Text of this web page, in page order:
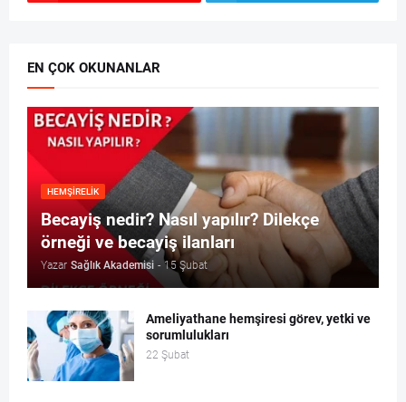
EN ÇOK OKUNANLAR
HEMŞIRELIK
Becayiş nedir? Nasıl yapılır? Dilekçe
örneği ve becayiş ilanları
Yazar Sağlık Akademisi - 15 Şubat
Ameliyathane hemşiresi görev, yetki ve
sorumlulukları
22 Şubat